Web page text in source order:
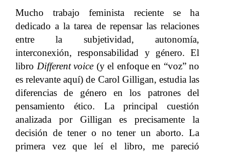
Mucho trabajo feminista reciente se ha
dedicado a la tarea de repensar las relaciones
entre la subjetividad, autonomía,
interconexión, responsabilidad y género. El
libro Different voice (y el enfoque en “voz” no
es relevante aquí) de Carol Gilligan, estudia las
diferencias de género en los patrones del
pensamiento ético. La principal cuestión
analizada por Gilligan es precisamente la
decisión de tener o no tener un aborto. La
primera vez que leí el libro, me pareció